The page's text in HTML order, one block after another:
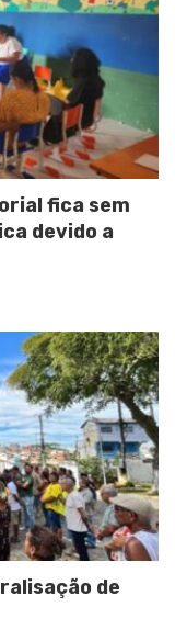
fica sem
devido a
de